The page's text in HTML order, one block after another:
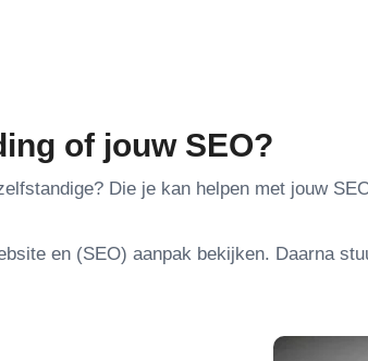
of jouw SEO?
Die je kan helpen met jouw
en (SEO) aanpak bekijken. Daarna